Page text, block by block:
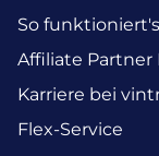
So funktioniert's
Affiliate Partner
Karriere bei
Flex-Service